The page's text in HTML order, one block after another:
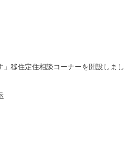
」移住定住相談コーナーを開設しまし